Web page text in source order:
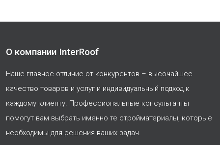
О компании InterRoof
Наше главное отличие от конкурентов – высочайшее
качество товаров и услуг и индивидуальный подход к
каждому клиенту. Профессиональные консультанты
помогут вам выбрать именно те стройматериалы, которые
необходимы для решения ваших задач.